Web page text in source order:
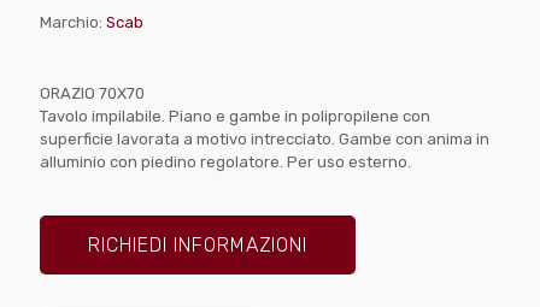
Marchio: Scab
ORAZIO 70X70
Tavolo impilabile. Piano e gambe in polipropilene con
superficie lavorata a motivo intrecciato. Gambe con anima in
alluminio con piedino regolatore. Per uso esterno.
RICHIEDI INFORMAZIONI